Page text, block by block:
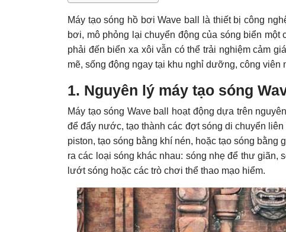
Máy tạo sóng hồ bơi Wave ball là thiết bị công
bơi, mô phỏng lại chuyển động của sóng biển
phải đến biển xa xôi vẫn có thể trải nghiệm cảm
mẽ, sống động ngay tại khu nghỉ dưỡng, công viên
1. Nguyên lý máy tạo sóng
Máy tạo sóng Wave ball hoạt động dựa trên
để đẩy nước, tạo thành các đợt sóng di chuyển
piston, tạo sóng bằng khí nén, hoặc tạo sóng bằng
ra các loại sóng khác nhau: sóng nhẹ để thư giãn,
lướt sóng hoặc các trò chơi thể thao mạo hiểm.